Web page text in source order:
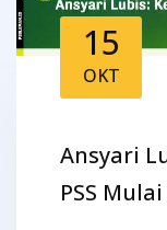
15
OKT
Ansyari
PSS